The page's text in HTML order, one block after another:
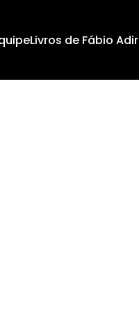
Livros de Fábio